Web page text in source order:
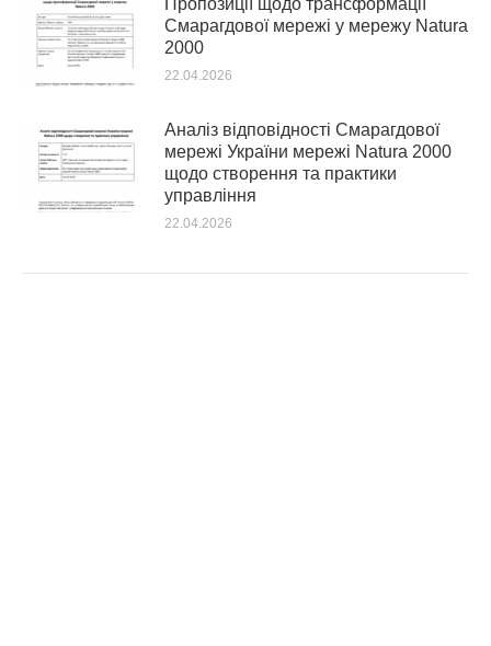
Пропозиції щодо трансформації
Смарагдової мережі у мережу Natura
2000
22.04.2026
Аналіз відповідності Смарагдової
мережі України мережі Natura 2000
щодо створення та практики
управління
22.04.2026